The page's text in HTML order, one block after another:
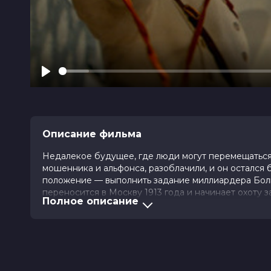
Play
Описание фильма
Недалекое будущее, где люди могут
мошенника и альфонса, разоблачили, и он
положение — выполнить задание миллиардера
переносится в Москву 1913 года и начинает охоту
приданое. Но планы Лаврика стремится
Полное описание